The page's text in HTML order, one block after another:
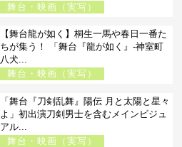
舞台・映画（実写）
【舞台龍が如く】桐生一馬や春日一番た
ちが集う！ 「舞台『龍が如く』-神室町
八犬...
舞台・映画（実写）
「舞台『刀剣乱舞』陽伝 月と太陽と星々
よ」初出演刀剣男士を含むメインビジュ
アル...
舞台・映画（実写）